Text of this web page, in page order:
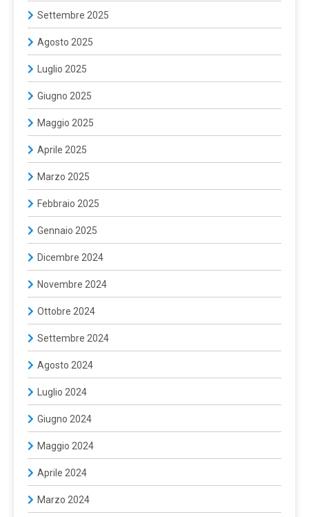
Settembre 2025
Agosto 2025
Luglio 2025
Giugno 2025
Maggio 2025
Aprile 2025
Marzo 2025
Febbraio 2025
Gennaio 2025
Dicembre 2024
Novembre 2024
Ottobre 2024
Settembre 2024
Agosto 2024
Luglio 2024
Giugno 2024
Maggio 2024
Aprile 2024
Marzo 2024